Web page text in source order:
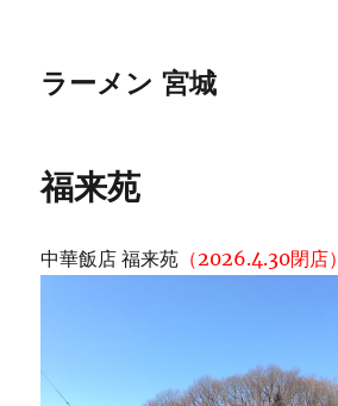
ラーメン 宮城
福来苑
中華飯店 福来苑 （2026.4.30閉店）